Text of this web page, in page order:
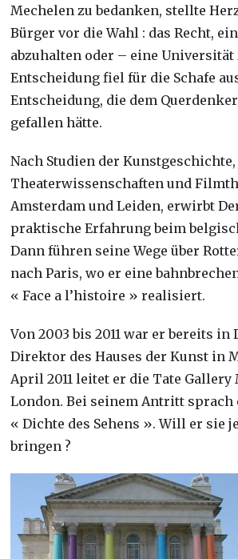
Mechelen zu bedanken, stellte
Bürger vor die Wahl : das Recht,
abzuhalten oder – eine
Entscheidung fiel für die Schafe
Entscheidung, die dem
gefallen hätte.
Nach Studien der Kunstgeschichte,
Theaterwissenschaften und
Amsterdam und Leiden, erwirbt
praktische Erfahrung beim
Dann führen seine Wege über
nach Paris, wo er eine
« Face a l’histoire » realisiert.
Von 2003 bis 2011 war er bereits in
Direktor des Hauses der Kunst in
April 2011 leitet er die Tate
London. Bei seinem Antritt sprach
« Dichte des Sehens ». Will er sie
bringen ?